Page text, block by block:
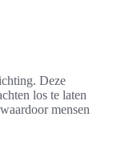
Deze
los te laten
mensen